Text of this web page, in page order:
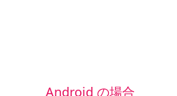
Android の場合